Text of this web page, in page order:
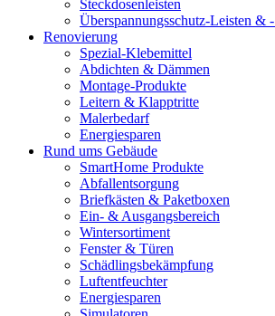
Steckdosenleisten
Überspannungsschutz-Leisten &
Renovierung
Spezial-Klebemittel
Abdichten & Dämmen
Montage-Produkte
Leitern & Klapptritte
Malerbedarf
Energiesparen
Rund ums Gebäude
SmartHome Produkte
Abfallentsorgung
Briefkästen & Paketboxen
Ein- & Ausgangsbereich
Wintersortiment
Fenster & Türen
Schädlingsbekämpfung
Luftentfeuchter
Energiesparen